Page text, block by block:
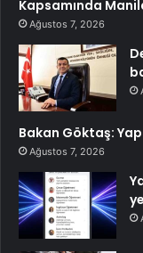
Kapsamında
Ağustos 7, 2026
Bakan Göktaş:
Ağustos 7, 2026